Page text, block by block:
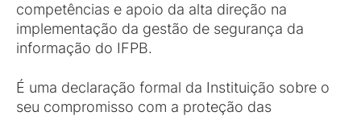
competências e apoio da alta direção na
implementação da gestão de segurança da
informação do IFPB.
É uma declaração formal da Instituição sobre o
seu compromisso com a proteção das